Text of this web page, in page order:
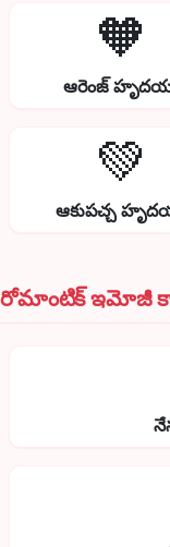
🧡
ఆరెంజ్
💚
ఆకుపచ్చ
రోమాంటిక్ ఇమోజీ